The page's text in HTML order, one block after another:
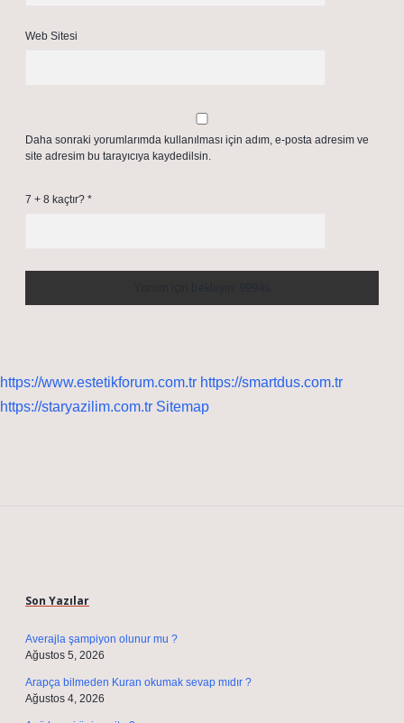
Web Sitesi
Daha sonraki yorumlarımda kullanılması için adım, e-posta adresim ve
site adresim bu tarayıcıya kaydedilsin.
7 + 8 kaçtır? *
https://www.estetikforum.com.tr https://smartdus.com.tr
https://staryazilim.com.tr Sitemap
Son Yazılar
Averajla şampiyon olunur mu ?
Ağustos 5, 2026
Arapça bilmeden Kuran okumak sevap mıdır ?
Ağustos 4, 2026